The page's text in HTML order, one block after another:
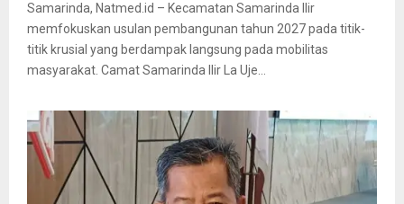
Samarinda, Natmed.id – Kecamatan Samarinda Ilir
memfokuskan usulan pembangunan tahun 2027 pada titik-
titik krusial yang berdampak langsung pada mobilitas
masyarakat. Camat Samarinda Ilir La Uje...